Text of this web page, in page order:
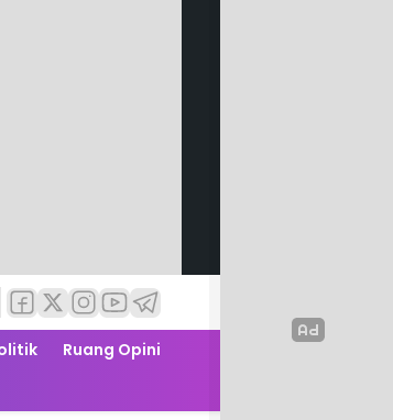
Ruang Opini